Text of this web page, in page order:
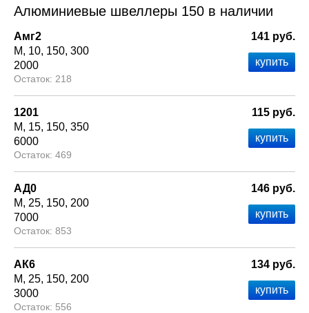
Алюминиевые швеллеры 150 в наличии
Амг2
М
10 150 300
2000
218
141 руб.
1201
М
15 150 350
6000
469
115 руб.
АД0
М
25 150 200
7000
853
146 руб.
АК6
М
25 150 200
3000
556
134 руб.